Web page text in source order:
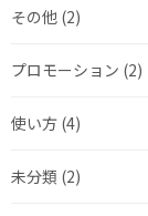
その他 (2)
プロモーション (2)
使い方 (4)
未分類 (2)